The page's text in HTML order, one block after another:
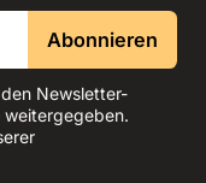
Abonnieren
Newsletter-